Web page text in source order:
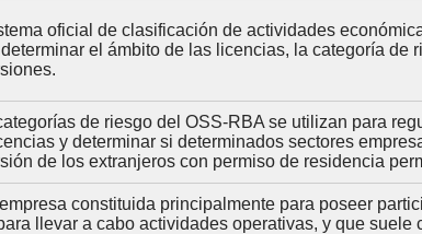
oficial de clasificación de actividades
el ámbito de las licencias, la categoría de
de riesgo del OSS-RBA se utilizan para
y determinar si determinados sectores
de los extranjeros con permiso de residencia
constituida principalmente para poseer
llevar a cabo actividades operativas, y que suele